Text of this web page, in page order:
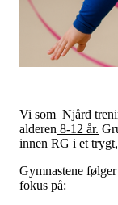
Vi som Njård
alderen 8-12 år.
innen RG i et
Gymnastene
fokus på: